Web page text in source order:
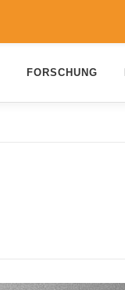
FORSCHUNG